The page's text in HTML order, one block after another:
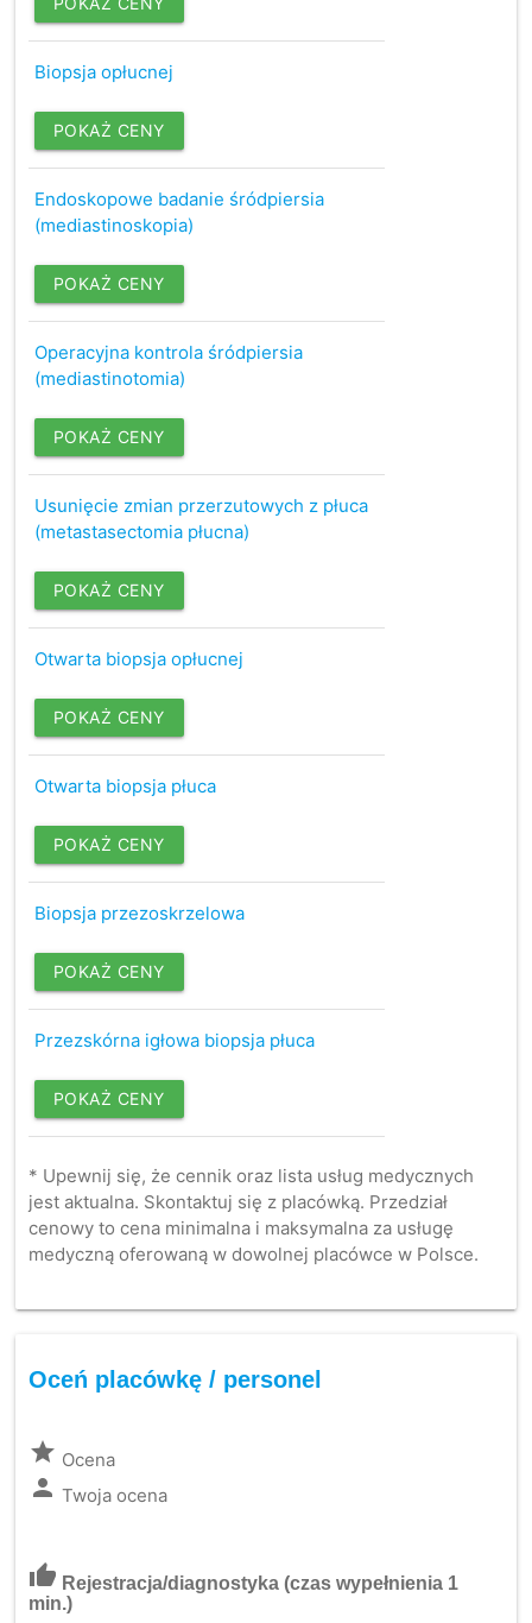
Biopsja opłucnej
POKAŻ CENY
Endoskopowe badanie śródpiersia
(mediastinoskopia)
POKAŻ CENY
Operacyjna kontrola śródpiersia
(mediastinotomia)
POKAŻ CENY
Usunięcie zmian przerzutowych z płuca
(metastasectomia płucna)
POKAŻ CENY
Otwarta biopsja opłucnej
POKAŻ CENY
Otwarta biopsja płuca
POKAŻ CENY
Biopsja przezoskrzelowa
POKAŻ CENY
Przezskórna igłowa biopsja płuca
POKAŻ CENY
* Upewnij się, że cennik oraz lista usług medycznych
jest aktualna. Skontaktuj się z placówką. Przedział
cenowy to cena minimalna i maksymalna za usługę
medyczną oferowaną w dowolnej placówce w Polsce.
Oceń placówkę / personel
grade Ocena
person Twoja ocena
thumb_up Rejestracja/diagnostyka (czas wypełnienia 1
min.)